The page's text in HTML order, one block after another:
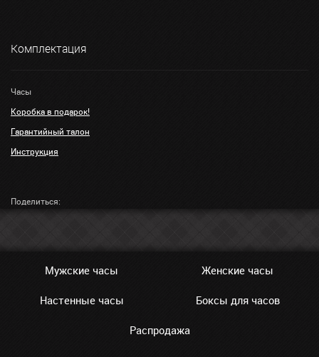
Комплектация
Часы
Коробка в подарок!
Гарантийный талон
Инструкция
Поделиться:
Мужские часы Женские часы
Настенные часы Боксы для часов
Распродажа